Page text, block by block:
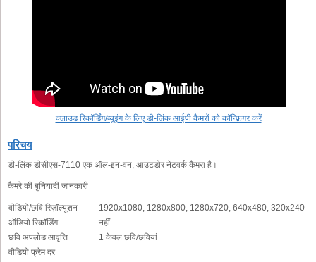
क्लाउड रिकॉर्डिंग/व्यूइंग के लिए डी-लिंक आईपी कैमरों को कॉन्फ़िगर करें
परिचय
डी-लिंक डीसीएस-7110 एक ऑल-इन-वन, आउटडोर नेटवर्क कैमरा है।
कैमरे की बुनियादी जानकारी
वीडियो/छवि रिज़ॉल्यूशन
1920x1080, 1280x800, 1280x720, 640x480, 320x240
ऑडियो रिकॉर्डिंग
नहीं
छवि अपलोड आवृत्ति
1 केवल छवि/छवियां
वीडियो फ्रेम दर